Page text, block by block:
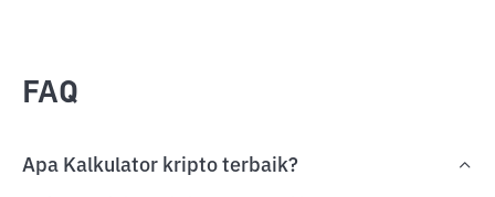
FAQ
Apa Kalkulator kripto terbaik?